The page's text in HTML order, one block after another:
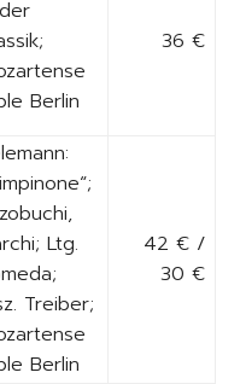
Berlin
36 €
Ltg.
Treiber;
Berlin
42 € /
30 €